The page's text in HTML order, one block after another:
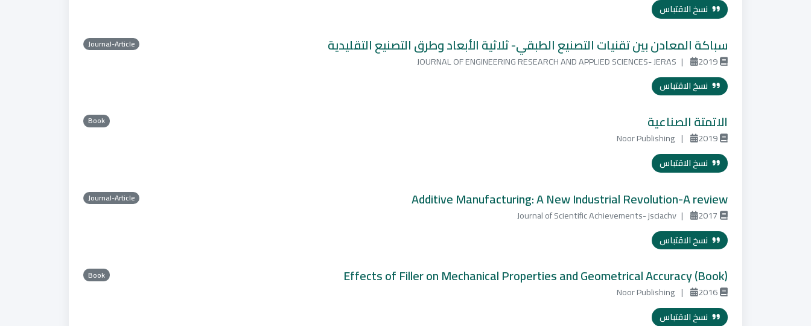
نسخ الاقتباس
سباكة المعادن بين تقنيات التصنيع الطبقي- ثلاثية الأبعاد وطرق التصنيع التقليدية
JOURNAL OF ENGINEERING RESEARCH AND APPLIED SCIENCES- JERAS | 2019
Journal-Article
نسخ الاقتباس
الاتمتة الصناعية
Noor Publishing | 2019
Book
نسخ الاقتباس
Additive Manufacturing: A New Industrial Revolution-A review
Journal of Scientific Achievements- jsciachv | 2017
Journal-Article
نسخ الاقتباس
Effects of Filler on Mechanical Properties and Geometrical Accuracy (Book)
Noor Publishing | 2016
Book
نسخ الاقتباس